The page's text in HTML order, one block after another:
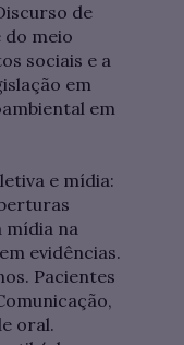
de
do meio
sociais e a
em
em
e mídia:
mídia na
evidências.
Pacientes
oral.